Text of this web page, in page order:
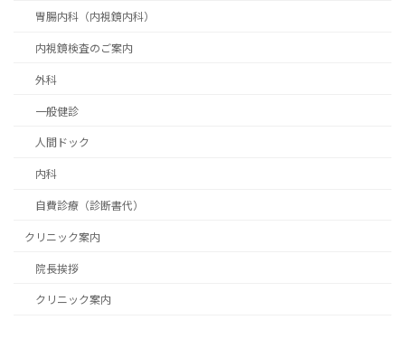
胃腸内科（内視鏡内科）
内視鏡検査のご案内
外科
一般健診
人間ドック
内科
自費診療（診断書代）
クリニック案内
院長挨拶
クリニック案内